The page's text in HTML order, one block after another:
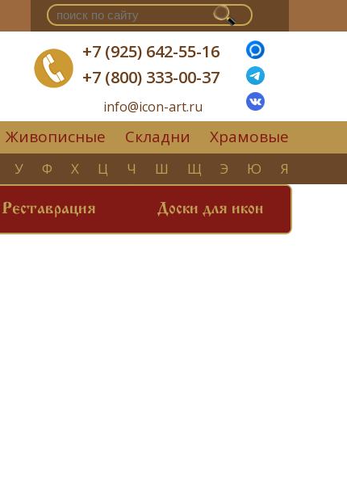
+7 (925) 642-55-16
+7 (800) 333-00-37
info@icon-art.ru
Живописные Складни Храмовые
У Ф Х Ц Ч Ш Щ Э Ю Я
Реставрация Доски для икон